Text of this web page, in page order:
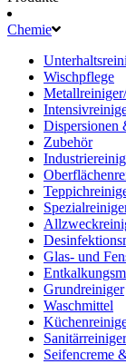
Chemie
Wischpflege
Dispersionen
Zubehör
Glas- und
Grundreiniger
Waschmittel
Sanitärreiniger
Seifencreme